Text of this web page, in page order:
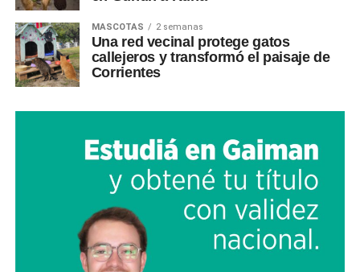
MASCOTAS 2 semanas
Una red vecinal protege gatos
callejeros y transformó el paisaje de
Corrientes